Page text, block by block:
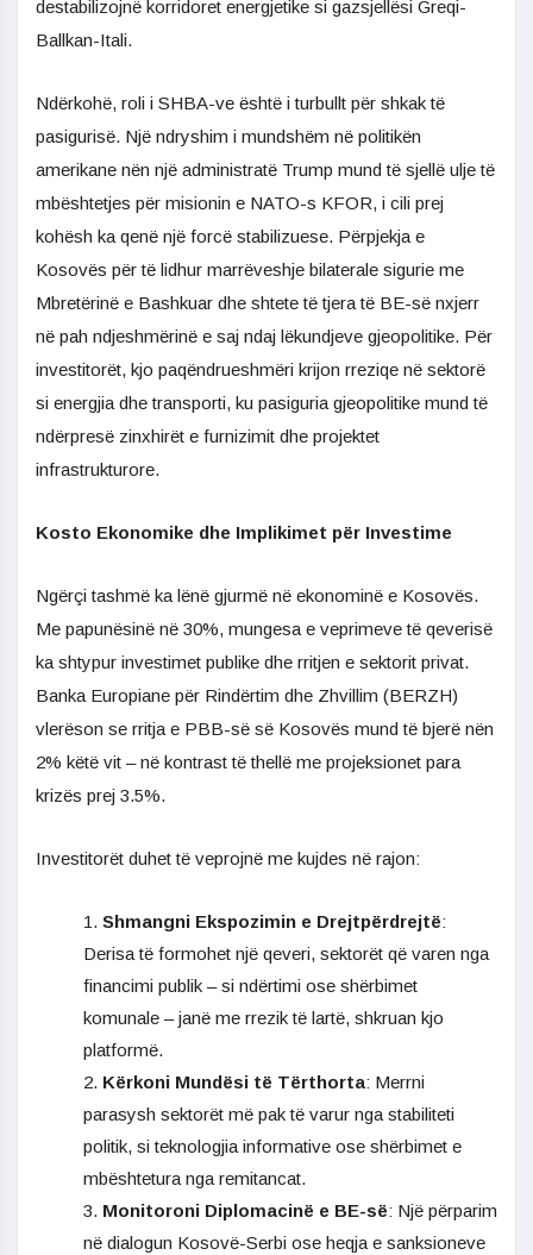
destabilizojnë korridoret energjetike si gazsjellësi Greqi-
Ballkan-Itali.
Ndërkohë, roli i SHBA-ve është i turbullt për shkak të
pasigurisë. Një ndryshim i mundshëm në politikën
amerikane nën një administratë Trump mund të sjellë ulje të
mbështetjes për misionin e NATO-s KFOR, i cili prej
kohësh ka qenë një forcë stabilizuese. Përpjekja e
Kosovës për të lidhur marrëveshje bilaterale sigurie me
Mbretërinë e Bashkuar dhe shtete të tjera të BE-së nxjerr
në pah ndjeshmërinë e saj ndaj lëkundjeve gjeopolitike. Për
investitorët, kjo paqëndrueshmëri krijon rreziqe në sektorë
si energjia dhe transporti, ku pasiguria gjeopolitike mund të
ndërpresë zinxhirët e furnizimit dhe projektet
infrastrukturore.
Kosto Ekonomike dhe Implikimet për Investime
Ngërçi tashmë ka lënë gjurmë në ekonominë e Kosovës.
Me papunësinë në 30%, mungesa e veprimeve të qeverisë
ka shtypur investimet publike dhe rritjen e sektorit privat.
Banka Europiane për Rindërtim dhe Zhvillim (BERZH)
vlerëson se rritja e PBB-së së Kosovës mund të bjerë nën
2% këtë vit – në kontrast të thellë me projeksionet para
krizës prej 3.5%.
Investitorët duhet të veprojnë me kujdes në rajon:
Shmangni Ekspozimin e Drejtpërdrejtë:
Derisa të formohet një qeveri, sektorët që varen nga
financimi publik – si ndërtimi ose shërbimet
komunale – janë me rrezik të lartë, shkruan kjo
platformë.
Kërkoni Mundësi të Tërthorta: Merrni
parasysh sektorët më pak të varur nga stabiliteti
politik, si teknologjia informative ose shërbimet e
mbështetura nga remitancat.
Monitoroni Diplomacinë e BE-së: Një përparim
në dialogun Kosovë-Serbi ose heqja e sanksioneve